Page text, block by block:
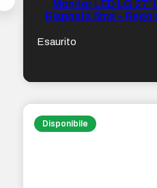
Monitor LED LG 27″
Risposta 5ms –
DisplayPort, USB-
Esaurito
Disponibile